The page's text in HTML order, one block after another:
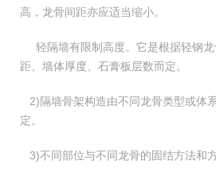
高，龙骨间距亦应适当缩小。
轻隔墙有限制高度。它是根据轻钢龙
距、墙体厚度、石膏板层数而定。
2)隔墙骨架构造由不同龙骨类型或体
定。
3)不同部位与不同龙骨的固结方法和